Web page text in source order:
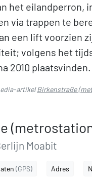
het eilandperron,
via trappen te
een lift voorzien
volgens het
2010 plaatsvinden.
artikelBirkenstraße
Moabit
(GPS) Adres